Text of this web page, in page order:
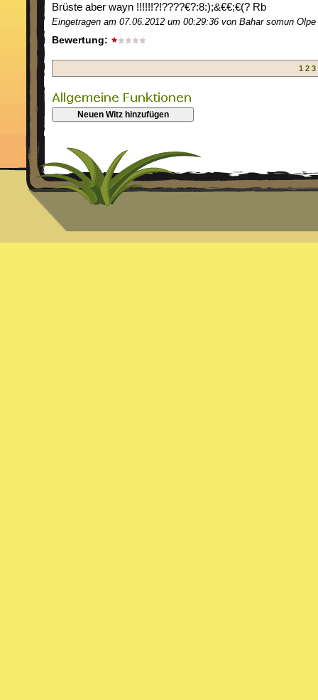
Brüste aber wayn !!!!!!?!????€?:8:);&€€;€(? Rb
Eingetragen am 07.06.2012 um 00:29:36 von Bahar somun Olpe
Bewertung:
1 2 3
Neuen Witz hinzufügen